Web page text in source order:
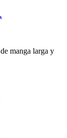
manga larga y